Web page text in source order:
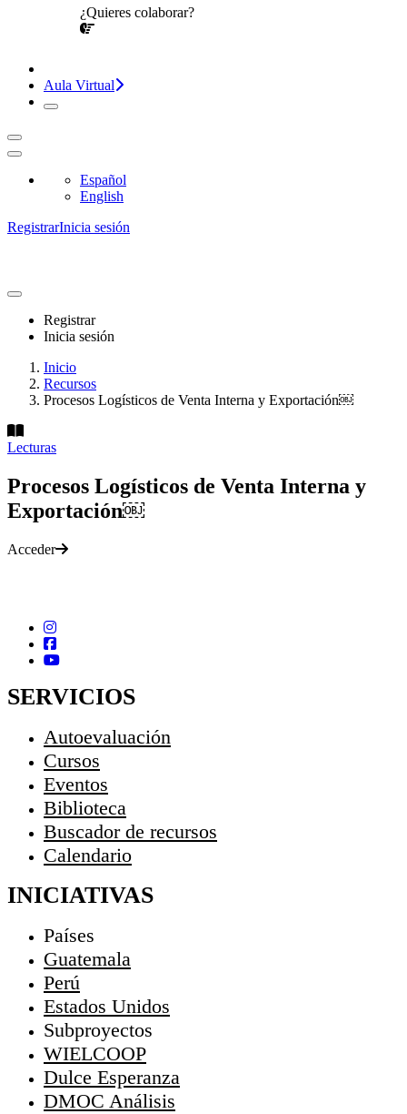
¿Quieres colaborar?
Aula Virtual
Español
English
RegistrarInicia sesión
Registrar
Inicia sesión
Inicio
Recursos
Procesos Logísticos de Venta Interna y Exportación￼
Lecturas
Procesos Logísticos de Venta Interna y
Exportación￼
Acceder
SERVICIOS
Autoevaluación
Cursos
Eventos
Biblioteca
Buscador de recursos
Calendario
INICIATIVAS
Países
Guatemala
Perú
Estados Unidos
Subproyectos
WIELCOOP
Dulce Esperanza
DMOC Análisis